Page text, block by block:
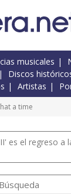
musicales
Discos
Artistas
a time
es el regreso a